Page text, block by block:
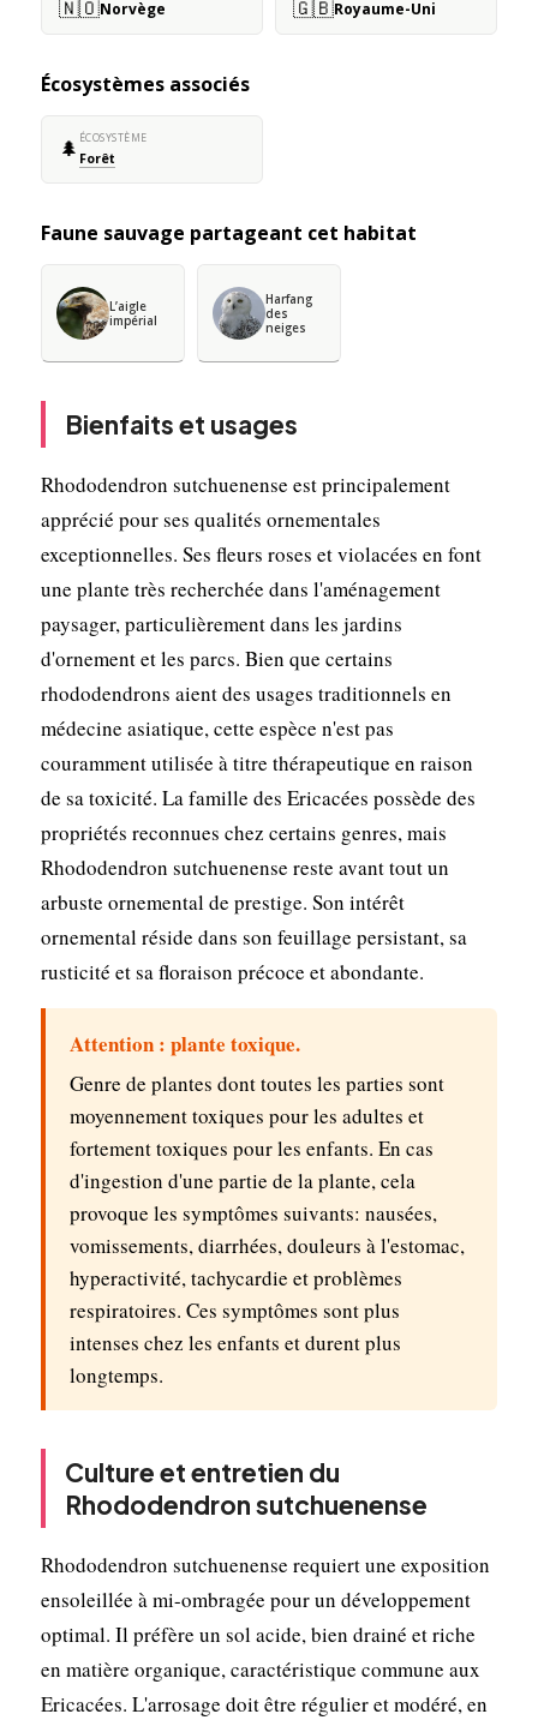
🇳🇴Norvège 🇬🇧Royaume-Uni
Écosystèmes associés
🌲 ÉCOSYSTÈME
Forêt
Faune sauvage partageant cet habitat
L’aigle
impérial
Harfang
des
neiges
Bienfaits et usages
Rhododendron sutchuenense est principalement
apprécié pour ses qualités ornementales
exceptionnelles. Ses fleurs roses et violacées en font
une plante très recherchée dans l'aménagement
paysager, particulièrement dans les jardins
d'ornement et les parcs. Bien que certains
rhododendrons aient des usages traditionnels en
médecine asiatique, cette espèce n'est pas
couramment utilisée à titre thérapeutique en raison
de sa toxicité. La famille des Ericacées possède des
propriétés reconnues chez certains genres, mais
Rhododendron sutchuenense reste avant tout un
arbuste ornemental de prestige. Son intérêt
ornemental réside dans son feuillage persistant, sa
rusticité et sa floraison précoce et abondante.
Attention : plante toxique.
Genre de plantes dont toutes les parties sont
moyennement toxiques pour les adultes et
fortement toxiques pour les enfants. En cas
d'ingestion d'une partie de la plante, cela
provoque les symptômes suivants: nausées,
vomissements, diarrhées, douleurs à l'estomac,
hyperactivité, tachycardie et problèmes
respiratoires. Ces symptômes sont plus
intenses chez les enfants et durent plus
longtemps.
Culture et entretien du
Rhododendron sutchuenense
Rhododendron sutchuenense requiert une exposition
ensoleillée à mi-ombragée pour un développement
optimal. Il préfère un sol acide, bien drainé et riche
en matière organique, caractéristique commune aux
Ericacées. L'arrosage doit être régulier et modéré, en